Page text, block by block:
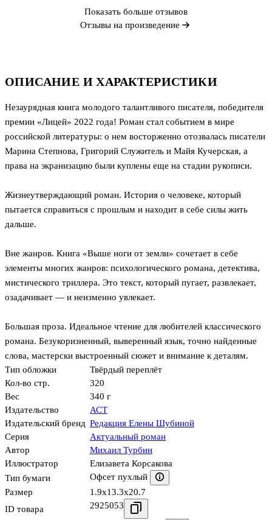
ОПИСАНИЕ И ХАРАКТЕРИСТИКИ
Незаурядная книга молодого талантливого писателя, победителя
премии «Лицей» 2022 года! Роман стал событием в мире
российской литературы: о нем восторженно отозвалась писатели
Марина Степнова, Григорий Служитель и Майя Кучерская, а
права на экранизацию были куплены еще на стадии рукописи.
Жизнеутверждающий роман. История о человеке, который
пытается справиться с прошлым и находит в себе силы жить
дальше.
Вне жанров. Книга «Выше ноги от земли» сочетает в себе
элементы многих жанров: психологического романа, детектива,
мистического триллера. Это текст, который пугает, развлекает,
озадачивает — и неизменно увлекает.
Большая проза. Идеальное чтение для любителей классического
романа. Безукоризненный, выверенный язык, точно найденные
слова, мастерски выстроенный сюжет и внимание к деталям.
Тип обложки
Твёрдый переплёт
Кол-во стр.
320
Вес
340 г
Издательство
АСТ
Издательский бренд Редакция Елены Шубиной
Серия
Актуальный роман
Автор
Михаил Турбин
Иллюстратор
Елизавета Корсакова
Тип бумаги
Офсет пухлый
Размер
1.9x13.3x20.7
ID товара
2925053
Показать больше отзывов
Отзывы на произведение